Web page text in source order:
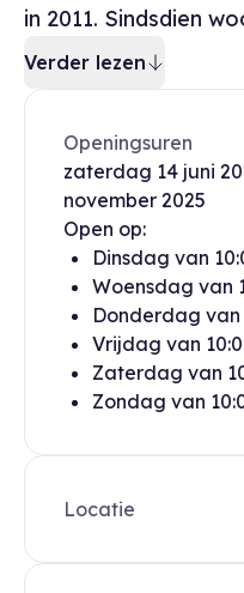
in 2011. Sindsdien
Verder lezen
Openingsuren
zaterdag 14 juni
november 2025
Open op:
Dinsdag van
Woensdag van
Donderdag van
Vrijdag van
Zaterdag van
Zondag van
Locatie